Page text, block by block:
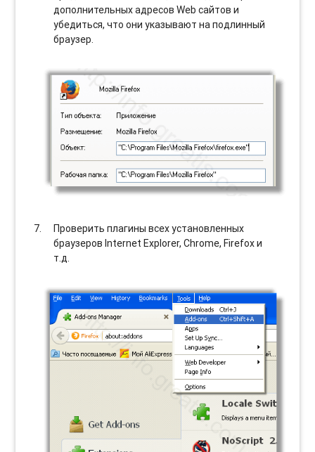
дополнительных адресов Web сайтов и
убедиться, что они указывают на подлинный
браузер.
Проверить плагины всех установленных
браузеров Internet Explorer, Chrome, Firefox и
т.д.